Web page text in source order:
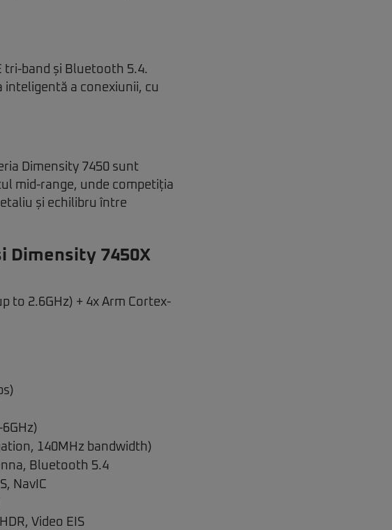
tri-band și Bluetooth 5.4.
a conexiunii, cu
Dimensity 7450 sunt
mid-range, unde competiția
și echilibru între
Dimensity 7450X
to 2.6GHz) + 4x Arm Cortex-
140MHz bandwidth)
Bluetooth 5.4
NavIC
Video EIS